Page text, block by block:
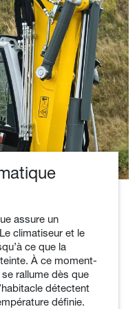
assure un
climatiseur et le
ce que la
À ce moment-
rallume dès que
détectent
définie.